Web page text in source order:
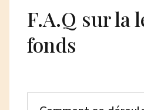
F.A.Q sur la
fonds